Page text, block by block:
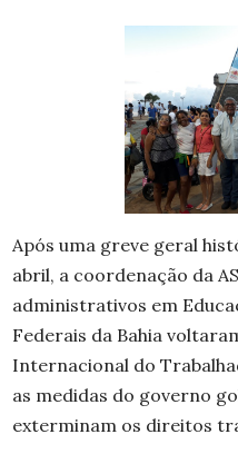
Após uma greve geral
abril, a coordenação da
administrativos em
Federais da Bahia
Internacional do
as medidas do governo
exterminam os direitos